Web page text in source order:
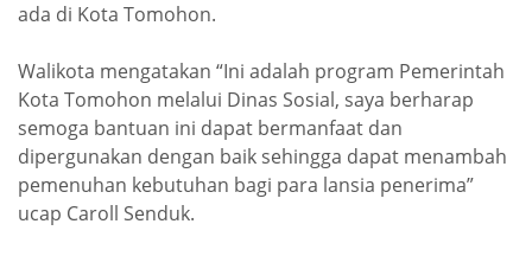
ada di Kota Tomohon.
Walikota mengatakan “Ini adalah program Pemerintah
Kota Tomohon melalui Dinas Sosial, saya berharap
semoga bantuan ini dapat bermanfaat dan
dipergunakan dengan baik sehingga dapat menambah
pemenuhan kebutuhan bagi para lansia penerima”
ucap Caroll Senduk.